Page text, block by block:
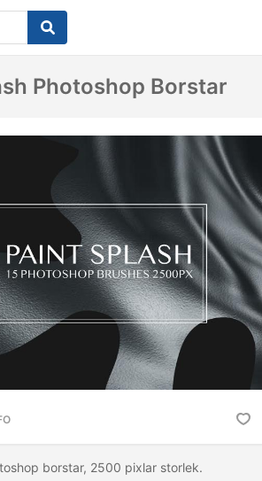
Photoshop Borstar
borstar, 2500 pixlar storlek.